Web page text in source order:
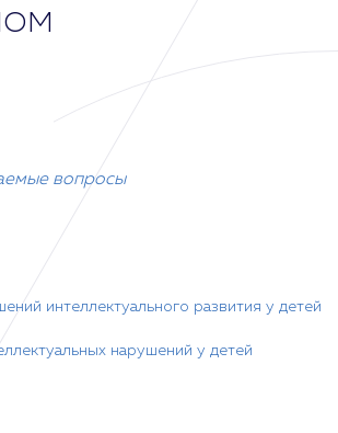
вопросы
интеллектуального развития у детей
нарушений у детей